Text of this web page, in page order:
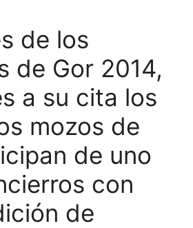
de los
de Gor 2014,
a su cita los
mozos de
de uno
con
de